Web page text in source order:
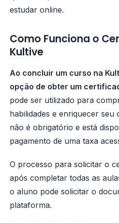
estudar online.
Como Funciona o
Kultive
Ao concluir um curso na
opção de obter um
pode ser utilizado para
habilidades e enriquecer
não é obrigatório e está
pagamento de uma taxa
O processo para solicitar o
após completar todas as
o aluno pode solicitar o
plataforma.